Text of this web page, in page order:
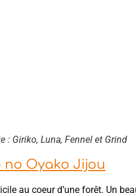
: Giriko, Luna, Fennel et Grind
no Oyako Jijou
au coeur d’une forêt. Un